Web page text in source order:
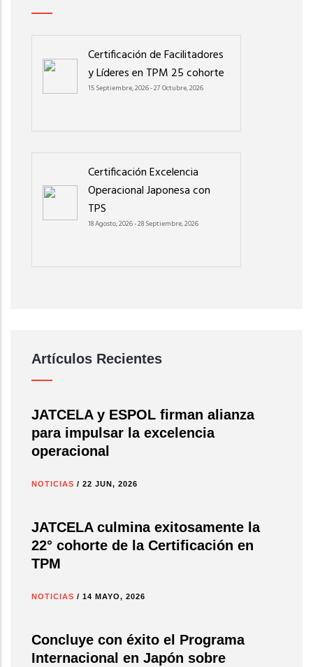
Certificación de Facilitadores
y Líderes en TPM 25 cohorte
15 Septiembre, 2026-27 Octubre, 2026
Certificación Excelencia
Operacional Japonesa con
TPS
18 Agosto, 2026-28 Septiembre, 2026
Artículos Recientes
JATCELA y ESPOL firman alianza
para impulsar la excelencia
operacional
NOTICIAS / 22 JUN, 2026
JATCELA culmina exitosamente la
22° cohorte de la Certificación en
TPM
NOTICIAS / 14 MAYO, 2026
Concluye con éxito el Programa
Internacional en Japón sobre